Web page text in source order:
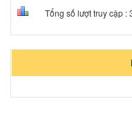
Tổng số lượt truy cập :